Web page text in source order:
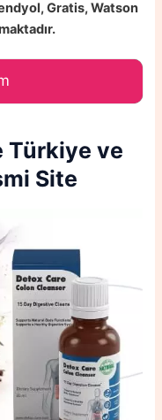
Gratis, Watson
Türkiye ve
Site